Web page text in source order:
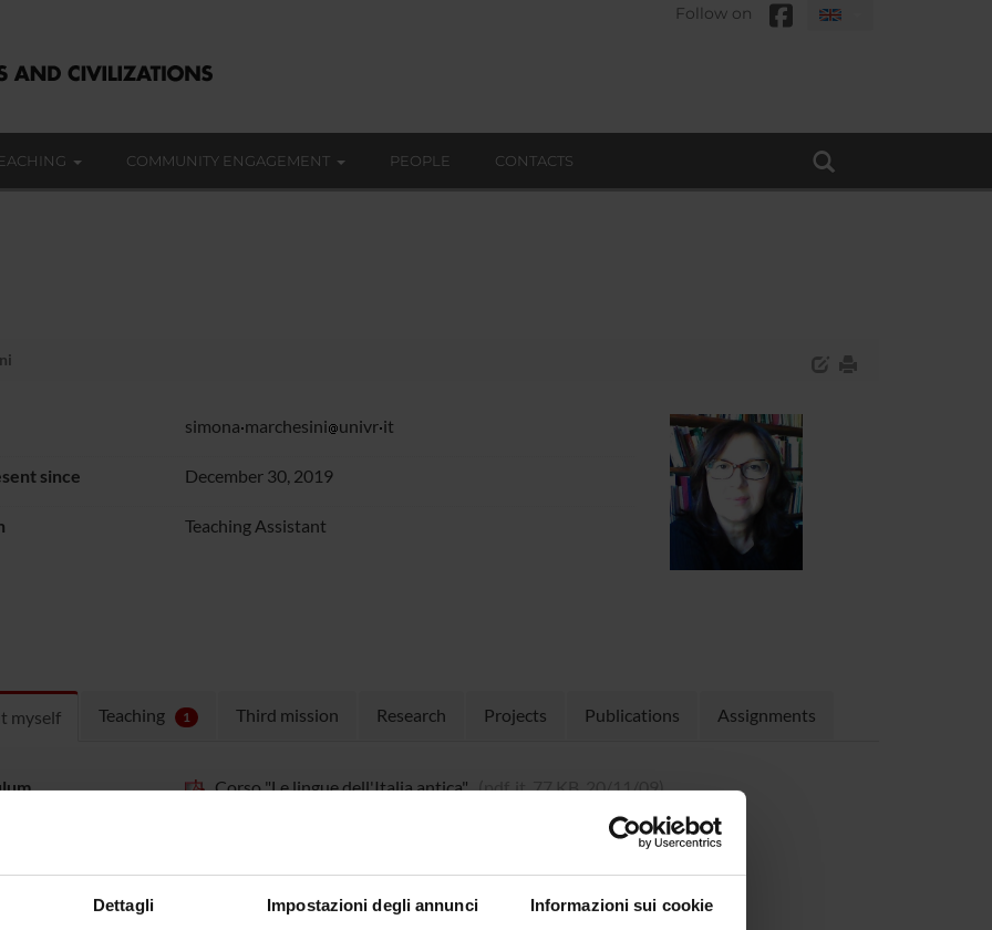
Dettagli Impostazioni degli annunci Informazioni sui cookie
Follow on
COMMUNITY ENGAGEMENT PEOPLE CONTACTS
simona marchesini univr it
since December 30, 2019
Teaching Assistant
myself Teaching 1 Third mission Research Projects Publications Assignments
Corso "Le lingue dell'Italia antica" (pdf, it, 77 KB, 20/11/09)